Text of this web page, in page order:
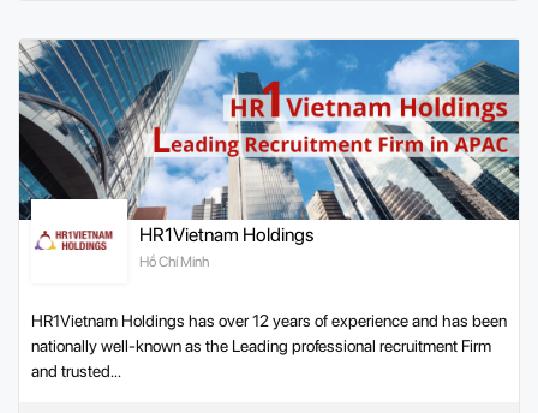
HR1Vietnam Holdings
Hồ Chí Minh
HR1Vietnam Holdings has over 12 years of experience and has been
nationally well-known as the Leading professional recruitment Firm
and trusted...